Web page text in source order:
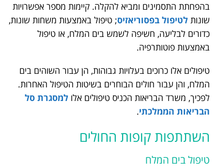
בהפחתת התסמינים ומביא להקלה. קיימות מספר אפשרויות
שונות לטיפול בפסוריאזיס; טיפול באמצעות משחות שונות,
כדורים לבליעה, חשיפה לשמש בים המלח, או טיפול
באמצעות פוטותרפיה.
טיפולים אלו כרוכים בעלויות גבוהות, הן עבור השוהים בים
המלח, והן עבור חולים הבוחרים בשיטות הטיפול האחרות.
לפכיך, משרד הבריאות הכניס טיפולים אלו למסגרת סל
הבריאות הממלכתי.
השתתפות קופות החולים
טיפול בים המלח